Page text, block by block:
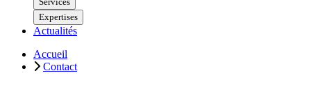
Expertises
Actualités
Accueil
Contact